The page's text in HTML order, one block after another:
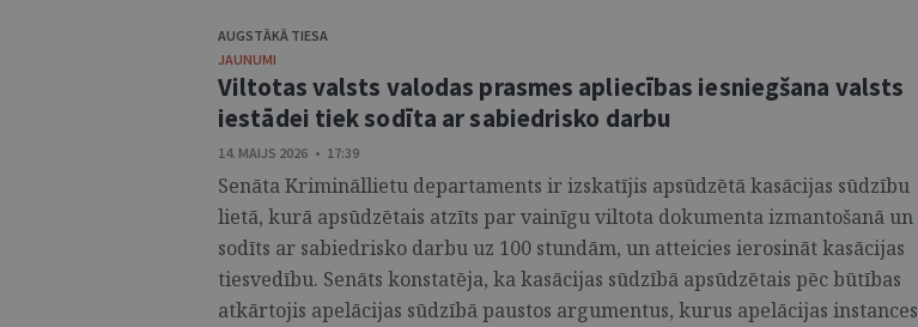
AUGSTĀKĀ TIESA
JAUNUMI
Viltotas valsts valodas prasmes apliecības iesniegšana valsts
iestādei tiek sodīta ar sabiedrisko darbu
14. MAIJS 2026 • 17:39
Senāta Krimināllietu departaments ir izskatījis apsūdzētā kasācijas sūdzību
lietā, kurā apsūdzētais atzīts par vainīgu viltota dokumenta izmantošanā un
sodīts ar sabiedrisko darbu uz 100 stundām, un atteicies ierosināt kasācijas
tiesvedību. Senāts konstatēja, ka kasācijas sūdzībā apsūdzētais pēc būtības
atkārtojis apelācijas sūdzībā paustos argumentus, kurus apelācijas instances